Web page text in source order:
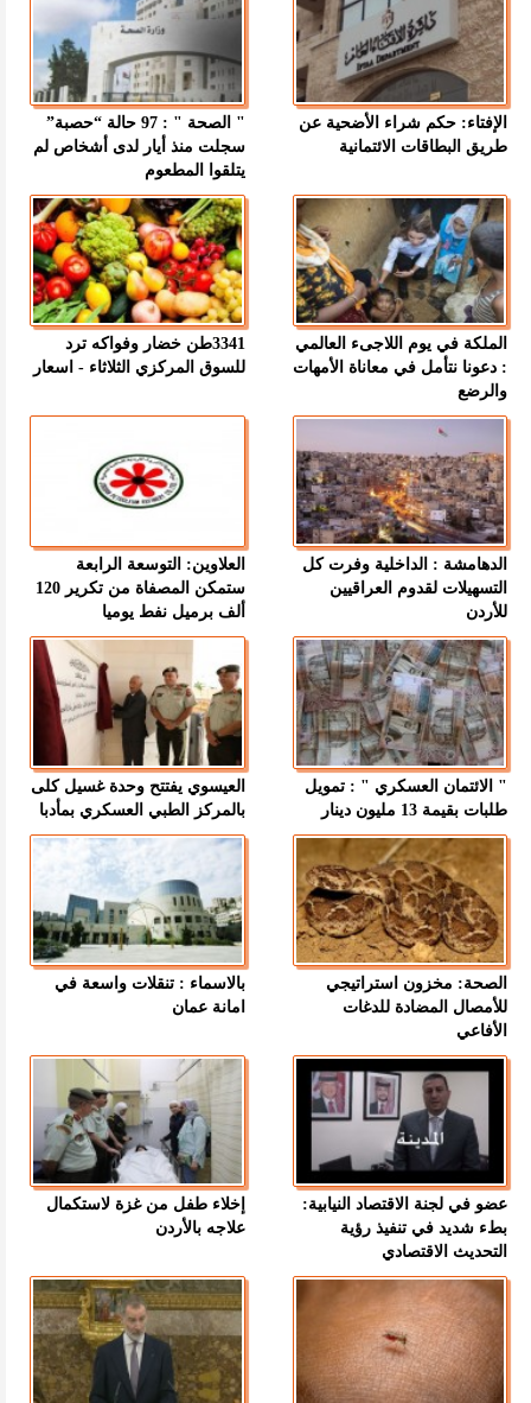
الإفتاء: حكم شراء الأضحية عن
طريق البطاقات الائتمانية
" الصحة " : 97 حالة “حصبة”
سجلت منذ أيار لدى أشخاص لم
يتلقوا المطعوم
الملكة في يوم اللاجىء العالمي
: دعونا نتأمل في معاناة الأمهات
والرضع
3341طن خضار وفواكه ترد
للسوق المركزي الثلاثاء - اسعار
الدهامشة : الداخلية وفرت كل
التسهيلات لقدوم العراقيين
للأردن
العلاوين: التوسعة الرابعة
ستمكن المصفاة من تكرير 120
ألف برميل نفط يوميا
" الائتمان العسكري " : تمويل
طلبات بقيمة 13 مليون دينار
العيسوي يفتتح وحدة غسيل كلى
بالمركز الطبي العسكري بمأدبا
الصحة: مخزون استراتيجي
للأمصال المضادة للدغات
الأفاعي
بالاسماء : تنقلات واسعة في
امانة عمان
عضو في لجنة الاقتصاد النيابية:
بطء شديد في تنفيذ رؤية
التحديث الاقتصادي
إخلاء طفل من غزة لاستكمال
علاجه بالأردن